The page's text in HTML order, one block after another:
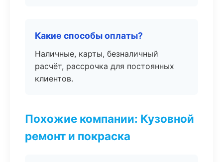
Какие способы оплаты?
Наличные, карты, безналичный
расчёт, рассрочка для постоянных
клиентов.
Похожие компании: Кузовной
ремонт и покраска